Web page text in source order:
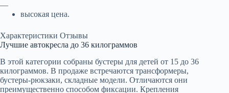
—
высокая цена.
Характеристики Отзывы
Лучшие автокресла до 36 килограммов
В этой категории собраны бустеры для детей от 15 до 36
килограммов. В продаже встречаются трансформеры,
бустеры-рюкзаки, складные модели. Отличаются они
преимущественно способом фиксации. Крепления